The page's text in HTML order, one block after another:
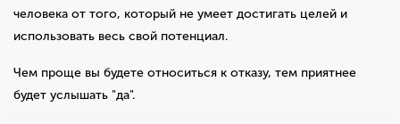
человека от того, который не умеет достигать целей и
использовать весь свой потенциал.
Чем проще вы будете относиться к отказу, тем приятнее
будет услышать "да".